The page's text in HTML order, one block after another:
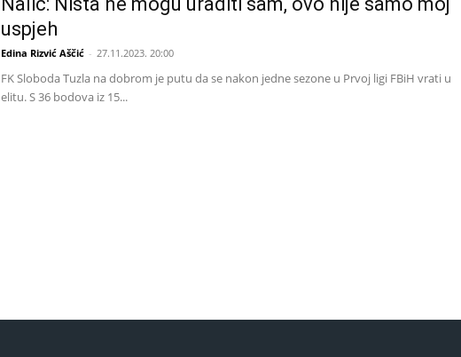
uspjeh
Edina Rizvić Aščić - 27.11.2023. 20:00
FK Sloboda Tuzla na dobrom je putu da se nakon jedne sezone u Prvoj ligi FBiH vrati u
elitu. S 36 bodova iz 15...